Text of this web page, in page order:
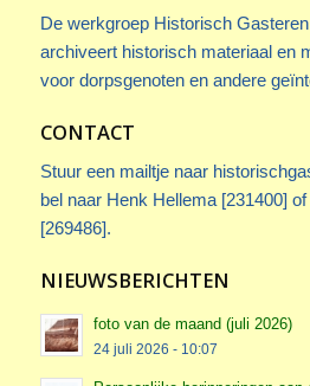
De werkgroep Historisch
archiveert historisch materiaal en
voor dorpsgenoten en andere
CONTACT
Stuur een mailtje naar
bel naar Henk Hellema [231400]
[269486].
NIEUWSBERICHTEN
foto van de maand (juli 2026)
24 juli 2026 - 10:07